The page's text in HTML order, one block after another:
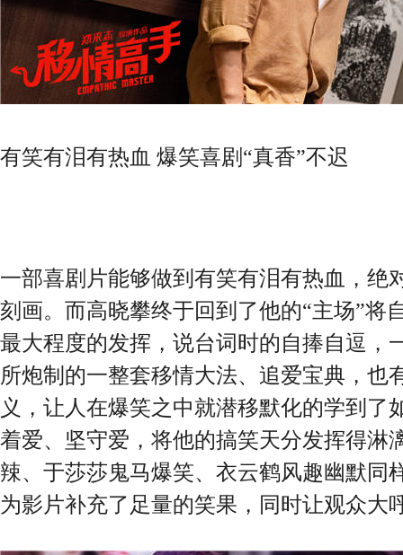
有笑有泪有热血 爆笑喜剧“真香”不迟
一部喜剧片能够做到有笑有泪有热血，绝
刻画。而高晓攀终于回到了他的“主场”将
最大程度的发挥，说台词时的自捧自逗，
所炮制的一整套移情大法、追爱宝典，也
义，让人在爆笑之中就潜移默化的学到了
着爱、坚守爱，将他的搞笑天分发挥得淋
辣、于莎莎鬼马爆笑、衣云鹤风趣幽默同
为影片补充了足量的笑果，同时让观众大